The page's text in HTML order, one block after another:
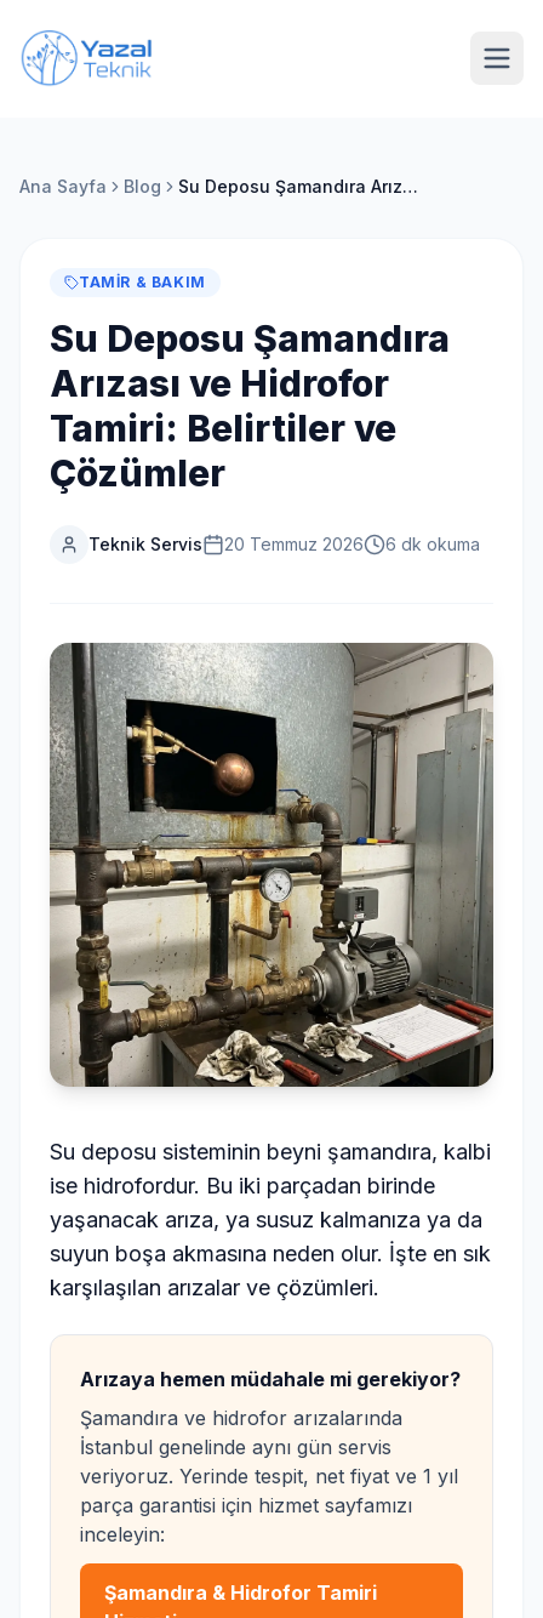
Ücretsiz Keşif Al
Ana Sayfa Blog Su Deposu Şamandıra Arızası ve Hidrofor Tamiri: Belirtiler ve Çözümler
TAMIR & BAKIM
Su Deposu Şamandıra
Arızası ve Hidrofor
Tamiri: Belirtiler ve
Çözümler
Teknik Servis 20 Temmuz 2026 6 dk okuma
Su deposu sisteminin beyni şamandıra, kalbi
ise hidrofordur. Bu iki parçadan birinde
yaşanacak arıza, ya susuz kalmanıza ya da
suyun boşa akmasına neden olur. İşte en sık
karşılaşılan arızalar ve çözümleri.
Arızaya hemen müdahale mi gerekiyor?
Şamandıra ve hidrofor arızalarında
İstanbul genelinde aynı gün servis
veriyoruz. Yerinde tespit, net fiyat ve 1 yıl
parça garantisi için hizmet sayfamızı
inceleyin:
Şamandıra & Hidrofor Tamiri